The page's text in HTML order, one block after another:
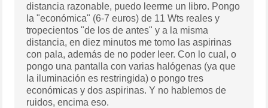
distancia razonable, puedo leerme un libro. Pongo
la "económica" (6-7 euros) de 11 Wts reales y
tropecientos "de los de antes" y a la misma
distancia, en diez minutos me tomo las aspirinas
con pala, además de no poder leer. Con lo cual, o
pongo una pantalla con varias halógenas (ya que
la iluminación es restringida) o pongo tres
económicas y dos aspirinas. Y no hablemos de
ruidos, encima eso.